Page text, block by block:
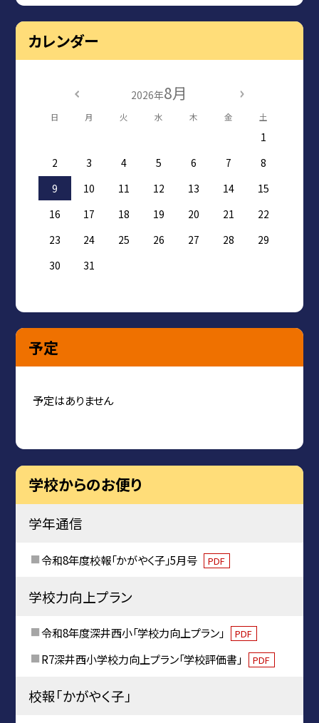
カレンダー
2026年8月
日 月 火 水 木 金 土
1
2
3 4 5 6 7
8
9
10 11 12 13 14
15
16
17 18 19 20 21
22
23
24 25 26 27 28
29
30
31
予定
予定はありません
学校からのお便り
学年通信
令和8年度校報「かがやく子」5月号 PDF
学校力向上プラン
令和8年度深井西小「学校力向上プラン」 PDF
R7深井西小学校力向上プラン「学校評価書」 PDF
校報「かがやく子」